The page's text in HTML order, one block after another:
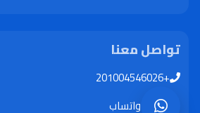
تواصل معنا
واتساب